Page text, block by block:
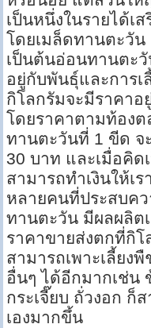
เป็นหนึ่งในรายได้เ
โดยเมล็ดทานตะวัน
เป็นต้นอ่อนทานตะ
อยู่กับพันธุ์และการเ
กิโลกรัมจะมีราคา
โดยราคาตามท้อง
ทานตะวันที่ 1 ขีด จ
30 บาท และเมื่อคิด
สามารถทำเงินให้เ
หลายคนที่ประสบค
ทานตะวัน มีผลผลิต
ราคาขายส่งตกที่กิโ
สามารถเพาะเลี้ยง
อื่นๆ ได้อีกมากเช่น
กระเจี๊ยบ ถั่วงอก ก็
เองมากขึ้น